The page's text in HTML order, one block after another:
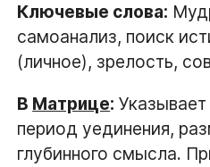
Ключевые слова:
самоанализ, поиск
(личное), зрелость,
В Матрице:
период уединения,
глубинного смысла.